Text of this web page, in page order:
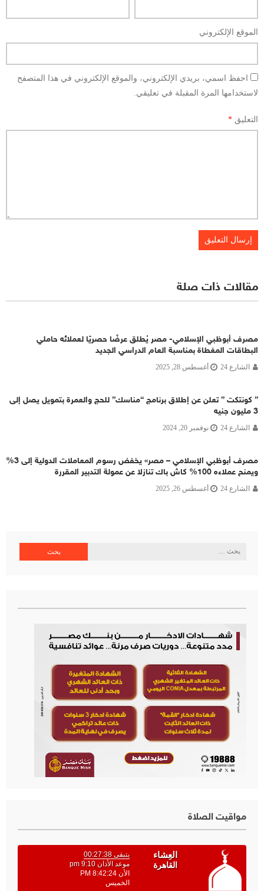
الموقع الإلكتروني
احفظ اسمي، بريدي الإلكتروني، والموقع الإلكتروني في هذا المتصفح
لاستخدامها المرة المقبلة في تعليقي.
التعليق *
مقالات ذات صلة
مصرف أبوظبي الإسلامي- مصر يُطلق عرضًا حصريًا لعملائه حاملي
البطاقات المغطاة بمناسبة العام الدراسي الجديد
الشارع 24 أغسطس 28, 2025
” كونتكت ” تعلن عن إطلاق برنامج “مناسك” للحج والعمرة بتمويل يصل إلى
3 مليون جنيه
الشارع 24 نوفمبر 20, 2024
مصرف أبوظبي الإسلامي – مصر» يخفض رسوم المعاملات الدولية إلى 3%
ويمنح عملاءه 100% كاش باك تنازلا عن عمولة التدبير المقررة
الشارع 24 أغسطس 26, 2025
البحث
مواقيت الصلاة